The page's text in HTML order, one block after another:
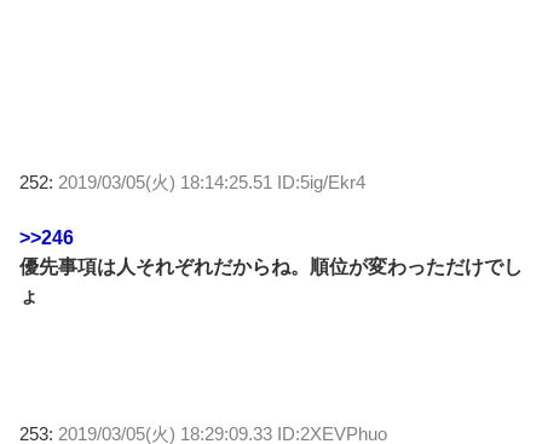
252: 2019/03/05(火) 18:14:25.51 ID:5ig/Ekr4
>>246
優先事項は人それぞれだからね。順位が変わっただけでし
ょ
253: 2019/03/05(火) 18:29:09.33 ID:2XEVPhuo